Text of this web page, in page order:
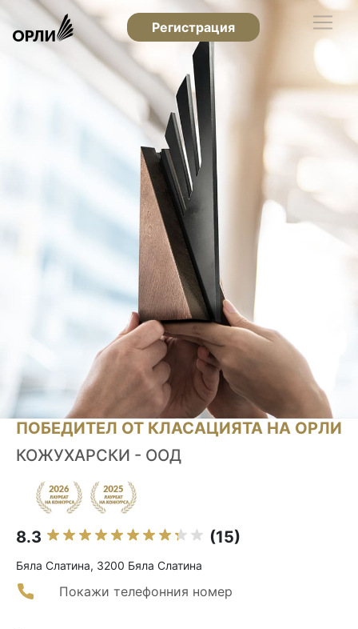
Регистрация
ПОБЕДИТЕЛ ОТ КЛАСАЦИЯТА НА ОРЛИ
КОЖУХАРСКИ - ООД
8.3 (15)
Бяла Слатина, 3200 Бяла Слатина
Покажи телефонния номер